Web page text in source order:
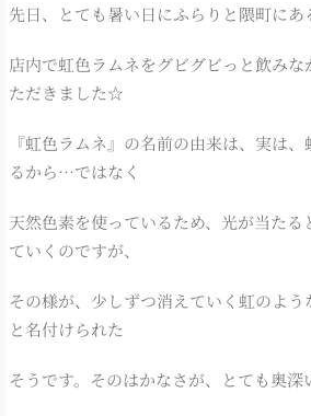
先日、とても暑い日にふらりと隈町にあ
店内で虹色ラムネをグビグビっと飲み
ただきました☆
『虹色ラムネ』の名前の由来は、実は
るから…ではなく
天然色素を使っているため、光が当たる
ていくのですが、
その様が、少しずつ消えていく虹のよう
と名付けられた
そうです。そのはかなさが、とても奥深